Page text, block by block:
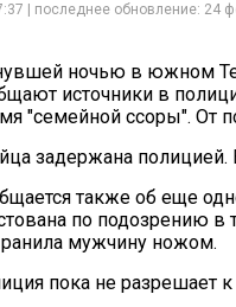
| последнее обновление: 24
ночью в южном
источники в
"семейной ссоры". От
задержана полицией.
также об еще
по подозрению в
мужчину ножом.
пока не разрешает